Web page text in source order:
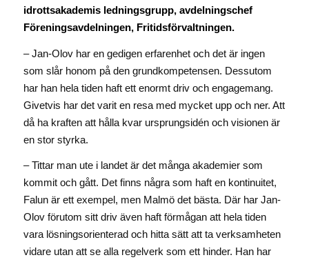
idrottsakademis ledningsgrupp, avdelningschef
Föreningsavdelningen, Fritidsförvaltningen.
– Jan-Olov har en gedigen erfarenhet och det är ingen
som slår honom på den grundkompetensen. Dessutom
har han hela tiden haft ett enormt driv och engagemang.
Givetvis har det varit en resa med mycket upp och ner. Att
då ha kraften att hålla kvar ursprungsidén och visionen är
en stor styrka.
– Tittar man ute i landet är det många akademier som
kommit och gått. Det finns några som haft en kontinuitet,
Falun är ett exempel, men Malmö det bästa. Där har Jan-
Olov förutom sitt driv även haft förmågan att hela tiden
vara lösningsorienterad och hitta sätt att ta verksamheten
vidare utan att se alla regelverk som ett hinder. Han har